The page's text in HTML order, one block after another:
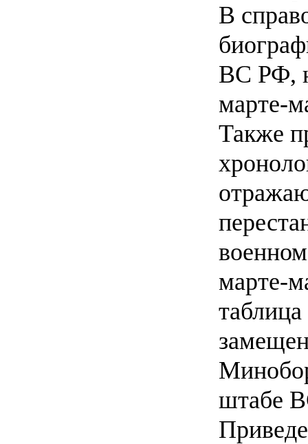
В
ВС РФ,
марте-
Также
марте-
штабе